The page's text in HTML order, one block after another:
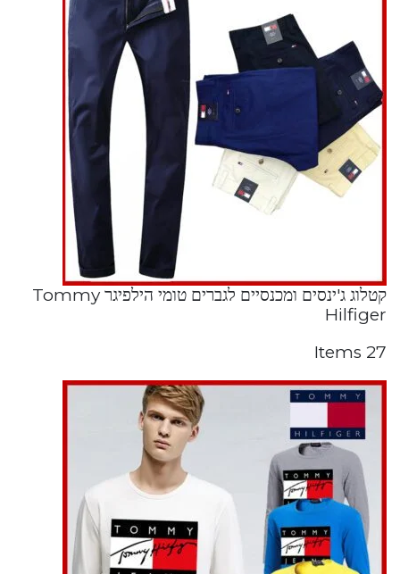
קטלוג ג'ינסים ומכנסיים לגברים טומי הילפיגר Tommy
Hilfiger
27 Items